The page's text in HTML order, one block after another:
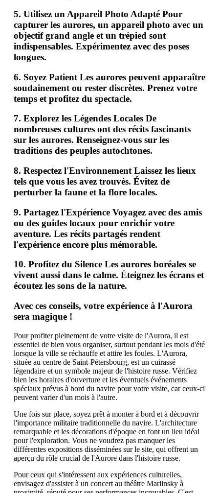
5. Utilisez un Appareil Photo Adapté Pour
capturer les aurores, un appareil photo avec un
objectif grand angle et un trépied sont
indispensables. Expérimentez avec des poses
longues.
6. Soyez Patient Les aurores peuvent apparaître
soudainement ou rester discrètes. Prenez votre
temps et profitez du spectacle.
7. Explorez les Légendes Locales De
nombreuses cultures ont des récits fascinants
sur les aurores. Renseignez-vous sur les
traditions des peuples autochtones.
8. Respectez l'Environnement Laissez les lieux
tels que vous les avez trouvés. Évitez de
perturber la faune et la flore locales.
9. Partagez l'Expérience Voyagez avec des amis
ou des guides locaux pour enrichir votre
aventure. Les récits partagés rendent
l'expérience encore plus mémorable.
10. Profitez du Silence Les aurores boréales se
vivent aussi dans le calme. Éteignez les écrans et
écoutez les sons de la nature.
Avec ces conseils, votre expérience à l'Aurora
sera magique !
Pour profiter pleinement de votre visite de l'Aurora, il est
essentiel de bien vous organiser, surtout pendant les mois d'été
lorsque la ville se réchauffe et attire les foules. L'Aurora,
située au centre de Saint-Pétersbourg, est un cuirassé
légendaire et un symbole majeur de l'histoire russe. Vérifiez
bien les horaires d'ouverture et les éventuels événements
spéciaux prévus à bord du navire pour votre visite, car ceux-ci
peuvent varier d'un mois à l'autre.
Une fois sur place, soyez prêt à monter à bord et à découvrir
l'importance militaire traditionnelle du navire. L'architecture
remarquable et les décorations d'époque en font un lieu idéal
pour l'exploration. Vous ne voudrez pas manquer les
différentes expositions disséminées sur le site, qui offrent un
aperçu du rôle crucial de l'Aurore dans l'histoire russe.
Pour ceux qui s'intéressent aux expériences culturelles,
envisagez d'assister à un concert au théâtre Mariinsky à